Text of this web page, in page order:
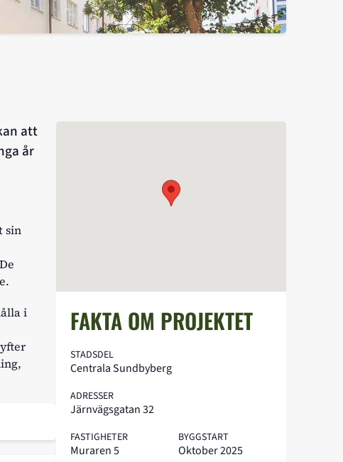
att
år
sin
i
FAKTA OM PROJEKTET
STADSDEL
Centrala Sundbyberg
ADRESSER
Järnvägsgatan 32
FASTIGHETER
Muraren 5
BYGGSTART
Oktober 2025